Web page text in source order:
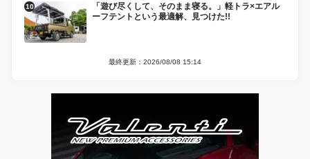
「遊び尽くして、そのまま寝る。」軽トラ×エアル
ーフテントという最適解、見つけた!!
最終更新：2026/08/08 15:14